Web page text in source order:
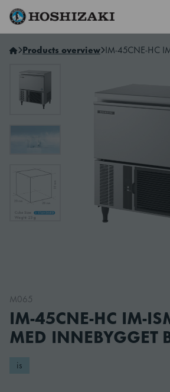
Hoshizaki Norway
Products overview
M065
IM-45CNE-HC IM-
MED INNEBYGGET
is